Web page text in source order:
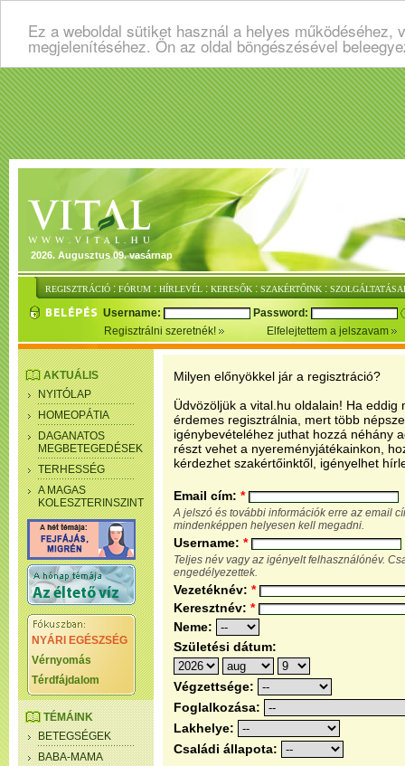
Ez a weboldal sütiket használ a helyes
megjelenítéséhez. Ön az oldal böngészésével
2026. Augusztus 09. vasárnap
REGISZTRÁCIÓ : FÓRUM : HÍRLEVÉL : KERESŐK : SZAKÉRTŐINK :
Username:
Password:
Regisztrálni szeretnék!
Elfelejtettem a jelszavam
AKTUÁLIS
NYITÓLAP
HOMEOPÁTIA
DAGANATOS
MEGBETEGEDÉSEK
TERHESSÉG
A MAGAS
KOLESZTERINSZINT
NYÁRI EGÉSZSÉG
Vérnyomás
Térdfájdalom
TÉMÁINK
BETEGSÉGEK
BABA-MAMA
Milyen előnyökkel jár a regisztráció?
Üdvözöljük a vital.hu oldalain! Ha eddig
érdemes regisztrálnia, mert több
igénybevételéhez juthat hozzá néhány
részt vehet a nyereményjátékainkon,
kérdezhet szakértőinktől, igényelhet
Email cím: *
A jelszó és további információk erre az email
mindenképpen helyesen kell megadni.
Username: *
Teljes név vagy az igényelt felhasználónév.
engedélyezettek.
Vezetéknév: *
Keresztnév: *
Neme:
Születési dátum:
Végzettsége:
Foglalkozása:
Lakhelye:
Családi állapota: